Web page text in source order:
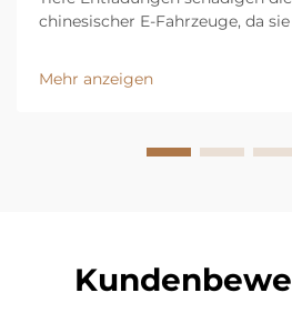
chinesischer E-Fahrzeuge, da
Entlade Tiefe die Lebensdauer,
Wiederverkaufswerte
Mehr anzeigen